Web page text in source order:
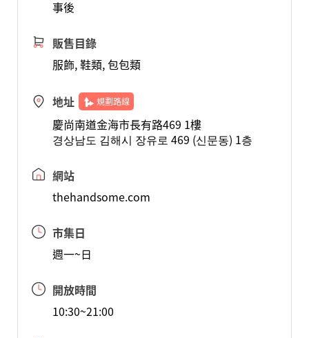
事後
販售目錄
服飾, 鞋類, 包包類
地址 規劃路線
慶尚南道金海市長有路469 1樓
경상남도 김해시 장유로 469 (신문동) 1층
網站
thehandsome.com
市集日
週一~日
開放時間
10:30~21:00